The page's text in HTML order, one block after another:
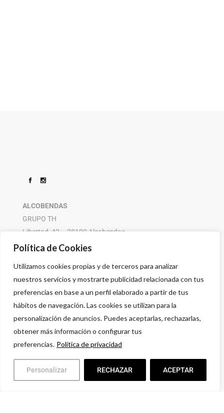
Política de Cookies
Utilizamos cookies propias y de terceros para analizar
nuestros servicios y mostrarte publicidad relacionada con tus
preferencias en base a un perfil elaborado a partir de tus
hábitos de navegación. Las cookies se utilizan para la
personalización de anuncios. Puedes aceptarlas, rechazarlas,
obtener más información o configurar tus
preferencias. Política de privacidad
Personalizar RECHAZAR ACEPTAR
ALCOBENDAS
GRUPO TH
Libertad, 42 – 28100 Alcobendas
916 614 580 – 608 505 532